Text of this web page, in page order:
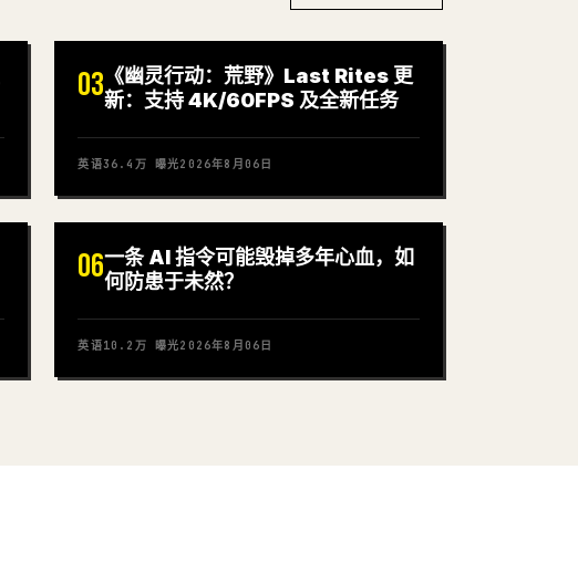
03 《幽灵行动：荒野》Last Rites 更
新：支持 4K/60FPS 及全新任务
英语36.4万 曝光2026年8月06日
06一条 AI 指令可能毁掉多年心血，如
何防患于未然？
英语10.2万 曝光2026年8月06日